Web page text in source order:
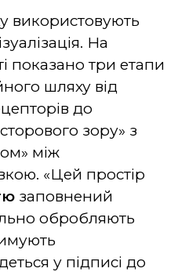
використовують
На
показано три етапи
шляху від
до
зору» з
між
«Цей простір
заповнений
обробляють
у підписі до